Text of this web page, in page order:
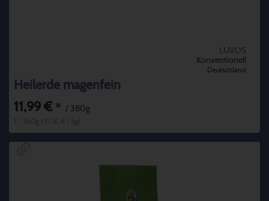
LUVOS
Konventionell
Deutschland
Heilerde magenfein
11,99 € * / 380g